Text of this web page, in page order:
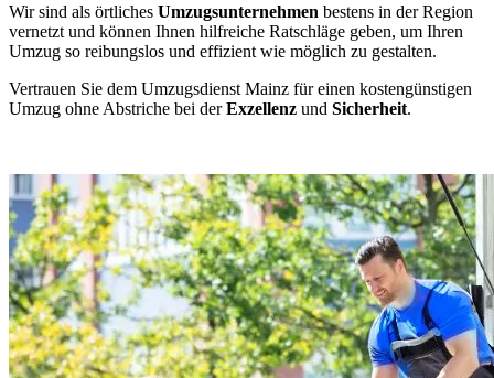
Wir sind als örtliches Umzugsunternehmen bestens in der Region
vernetzt und können Ihnen hilfreiche Ratschläge geben, um Ihren
Umzug so reibungslos und effizient wie möglich zu gestalten.
Vertrauen Sie dem Umzugsdienst Mainz für einen kostengünstigen
Umzug ohne Abstriche bei derExzellenz und Sicherheit.